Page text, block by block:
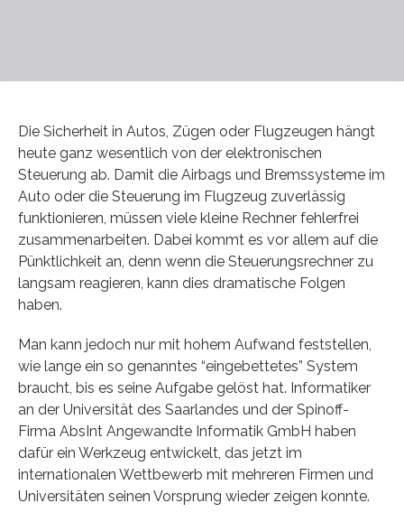
Die Sicherheit in Autos, Zügen oder Flugzeugen hängt
heute ganz wesentlich von der elektronischen
Steuerung ab. Damit die Airbags und Bremssysteme im
Auto oder die Steuerung im Flugzeug zuverlässig
funktionieren, müssen viele kleine Rechner fehlerfrei
zusammenarbeiten. Dabei kommt es vor allem auf die
Pünktlichkeit an, denn wenn die Steuerungsrechner zu
langsam reagieren, kann dies dramatische Folgen
haben.
Man kann jedoch nur mit hohem Aufwand feststellen,
wie lange ein so genanntes “eingebettetes” System
braucht, bis es seine Aufgabe gelöst hat. Informatiker
an der Universität des Saarlandes und der Spinoff-
Firma AbsInt Angewandte Informatik GmbH haben
dafür ein Werkzeug entwickelt, das jetzt im
internationalen Wettbewerb mit mehreren Firmen und
Universitäten seinen Vorsprung wieder zeigen konnte.